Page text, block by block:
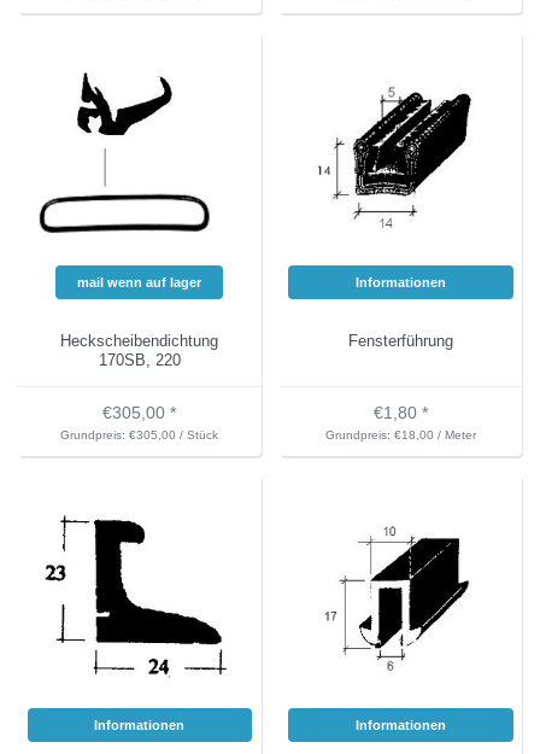
mail wenn auf lager
Heckscheibendichtung
170SB, 220
€305,00 *
Grundpreis: €305,00 / Stück
Informationen
Fensterführung
€1,80 *
Grundpreis: €18,00 / Meter
Informationen Informationen